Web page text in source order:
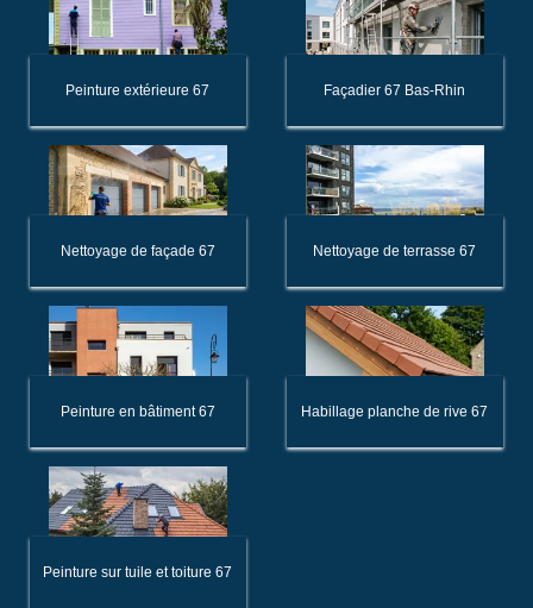
Peinture extérieure 67 Façadier 67 Bas-Rhin
Nettoyage de façade 67 Nettoyage de terrasse 67
Peinture en bâtiment 67 Habillage planche de rive 67
Peinture sur tuile et toiture 67